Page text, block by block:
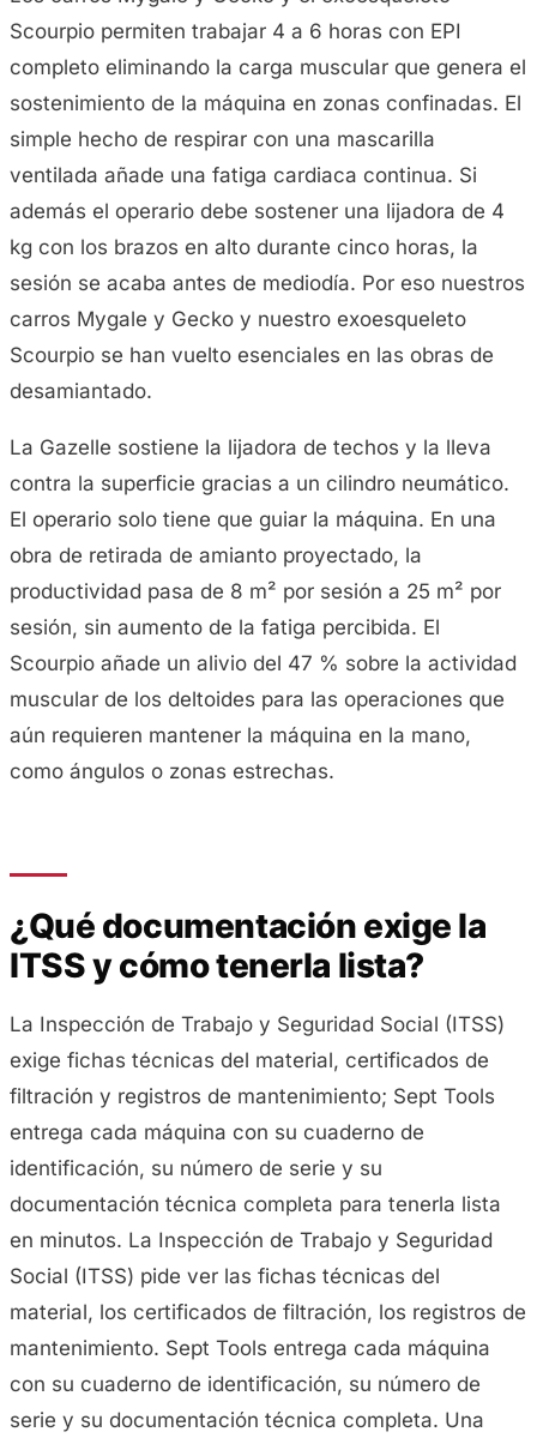
Scourpio permiten trabajar 4 a 6 horas con EPI
completo eliminando la carga muscular que genera el
sostenimiento de la máquina en zonas confinadas. El
simple hecho de respirar con una mascarilla
ventilada añade una fatiga cardiaca continua. Si
además el operario debe sostener una lijadora de 4
kg con los brazos en alto durante cinco horas, la
sesión se acaba antes de mediodía. Por eso nuestros
carros Mygale y Gecko y nuestro exoesqueleto
Scourpio se han vuelto esenciales en las obras de
desamiantado.
La Gazelle sostiene la lijadora de techos y la lleva
contra la superficie gracias a un cilindro neumático.
El operario solo tiene que guiar la máquina. En una
obra de retirada de amianto proyectado, la
productividad pasa de 8 m² por sesión a 25 m² por
sesión, sin aumento de la fatiga percibida. El
Scourpio añade un alivio del 47 % sobre la actividad
muscular de los deltoides para las operaciones que
aún requieren mantener la máquina en la mano,
como ángulos o zonas estrechas.
¿Qué documentación exige la
ITSS y cómo tenerla lista?
La Inspección de Trabajo y Seguridad Social (ITSS)
exige fichas técnicas del material, certificados de
filtración y registros de mantenimiento; Sept Tools
entrega cada máquina con su cuaderno de
identificación, su número de serie y su
documentación técnica completa para tenerla lista
en minutos. La Inspección de Trabajo y Seguridad
Social (ITSS) pide ver las fichas técnicas del
material, los certificados de filtración, los registros de
mantenimiento. Sept Tools entrega cada máquina
con su cuaderno de identificación, su número de
serie y su documentación técnica completa. Una